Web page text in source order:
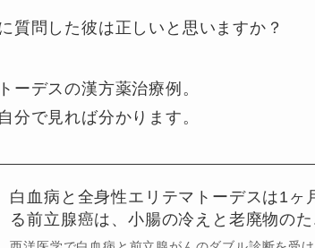
質問した彼は正しいと思いますか？
ーデスの漢方薬治療例。
分で見れば分かります。
白血病と全身性エリテマトーデスは1ヶ
る前立腺癌は、小腸の冷えと老廃物の